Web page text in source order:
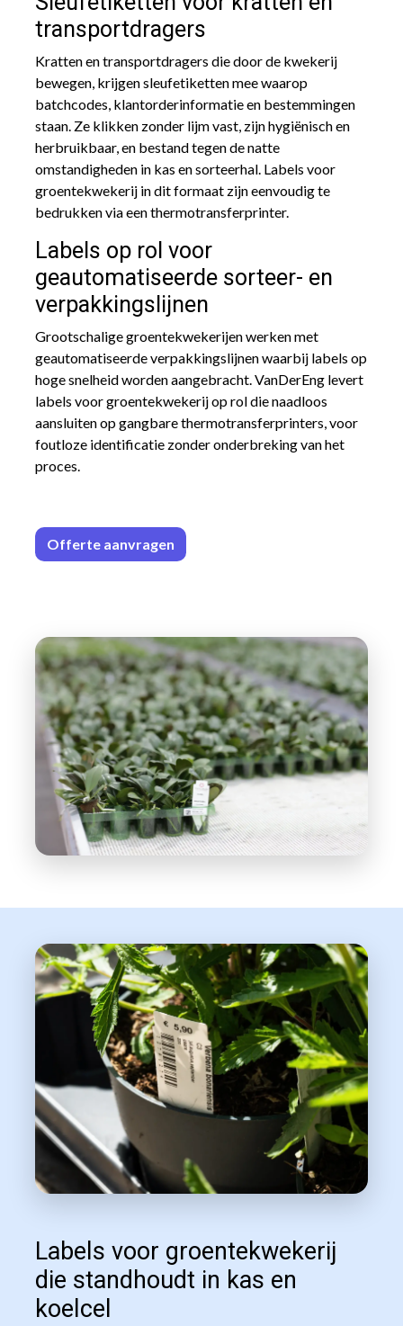
transportdragers
Kratten en transportdragers die door de kwekerij
bewegen, krijgen sleufetiketten mee waarop
batchcodes, klantorderinformatie en bestemmingen
staan. Ze klikken zonder lijm vast, zijn hygiënisch en
herbruikbaar, en bestand tegen de natte
omstandigheden in kas en sorteerhal. Labels voor
groentekwekerij in dit formaat zijn eenvoudig te
bedrukken via een thermotransferprinter.
Labels op rol voor
geautomatiseerde sorteer- en
verpakkingslijnen
Grootschalige groentekwekerijen werken met
geautomatiseerde verpakkingslijnen waarbij labels op
hoge snelheid worden aangebracht. VanDerEng levert
labels voor groentekwekerij op rol die naadloos
aansluiten op gangbare thermotransferprinters, voor
foutloze identificatie zonder onderbreking van het
proces.
Offerte aan​​vrag​​en
Labels voor groentekwekerij
die standhoudt in kas en
koelcel